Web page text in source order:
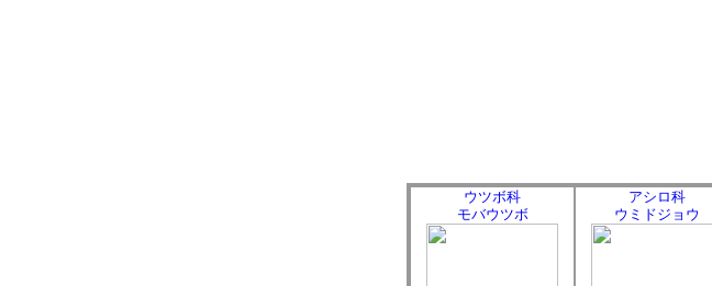
ウツボ科
モバウツボ
アシロ科
ウミドジョウ